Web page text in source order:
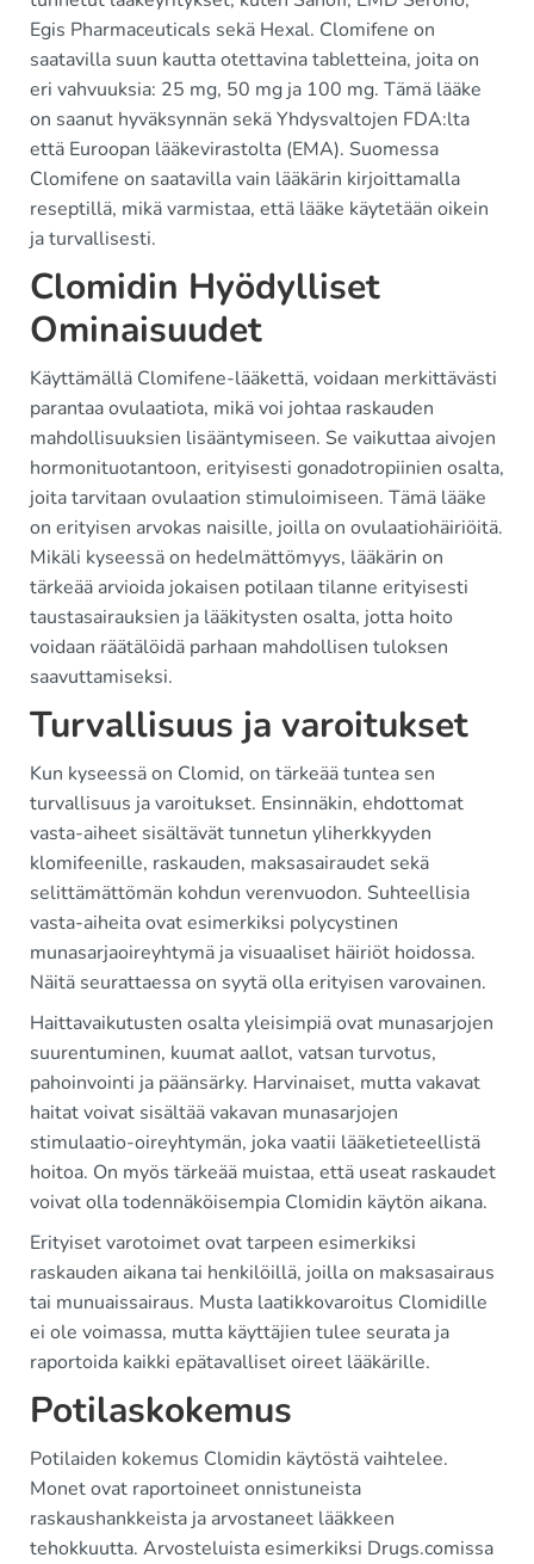
Egis Pharmaceuticals sekä Hexal. Clomifene on
saatavilla suun kautta otettavina tabletteina, joita on
eri vahvuuksia: 25 mg, 50 mg ja 100 mg. Tämä lääke
on saanut hyväksynnän sekä Yhdysvaltojen FDA:lta
että Euroopan lääkevirastolta (EMA). Suomessa
Clomifene on saatavilla vain lääkärin kirjoittamalla
reseptillä, mikä varmistaa, että lääke käytetään oikein
ja turvallisesti.
Clomidin Hyödylliset
Ominaisuudet
Käyttämällä Clomifene-lääkettä, voidaan merkittävästi
parantaa ovulaatiota, mikä voi johtaa raskauden
mahdollisuuksien lisääntymiseen. Se vaikuttaa aivojen
hormonituotantoon, erityisesti gonadotropiinien osalta,
joita tarvitaan ovulaation stimuloimiseen. Tämä lääke
on erityisen arvokas naisille, joilla on ovulaatiohäiriöitä.
Mikäli kyseessä on hedelmättömyys, lääkärin on
tärkeää arvioida jokaisen potilaan tilanne erityisesti
taustasairauksien ja lääkitysten osalta, jotta hoito
voidaan räätälöidä parhaan mahdollisen tuloksen
saavuttamiseksi.
Turvallisuus ja varoitukset
Kun kyseessä on Clomid, on tärkeää tuntea sen
turvallisuus ja varoitukset. Ensinnäkin, ehdottomat
vasta-aiheet sisältävät tunnetun yliherkkyyden
klomifeenille, raskauden, maksasairaudet sekä
selittämättömän kohdun verenvuodon. Suhteellisia
vasta-aiheita ovat esimerkiksi polycystinen
munasarjaoireyhtymä ja visuaaliset häiriöt hoidossa.
Näitä seurattaessa on syytä olla erityisen varovainen.
Haittavaikutusten osalta yleisimpiä ovat munasarjojen
suurentuminen, kuumat aallot, vatsan turvotus,
pahoinvointi ja päänsärky. Harvinaiset, mutta vakavat
haitat voivat sisältää vakavan munasarjojen
stimulaatio-oireyhtymän, joka vaatii lääketieteellistä
hoitoa. On myös tärkeää muistaa, että useat raskaudet
voivat olla todennäköisempia Clomidin käytön aikana.
Erityiset varotoimet ovat tarpeen esimerkiksi
raskauden aikana tai henkilöillä, joilla on maksasairaus
tai munuaissairaus. Musta laatikkovaroitus Clomidille
ei ole voimassa, mutta käyttäjien tulee seurata ja
raportoida kaikki epätavalliset oireet lääkärille.
Potilaskokemus
Potilaiden kokemus Clomidin käytöstä vaihtelee.
Monet ovat raportoineet onnistuneista
raskaushankkeista ja arvostaneet lääkkeen
tehokkuutta. Arvosteluista esimerkiksi Drugs.comissa